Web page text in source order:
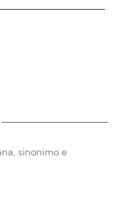
sinonimo e